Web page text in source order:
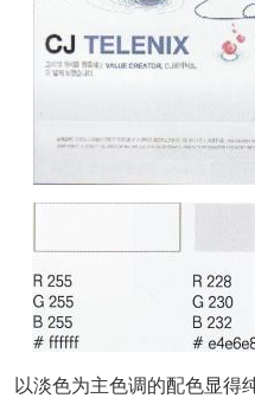
以淡色为主色调的配色显得